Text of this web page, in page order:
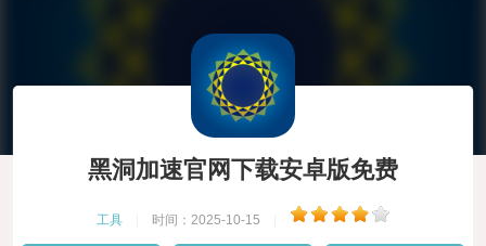
黑洞加速官网下载安卓版免费
工具 时间：2025-10-15